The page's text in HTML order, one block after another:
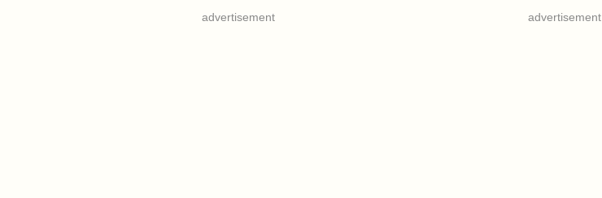
advertisement advertisement